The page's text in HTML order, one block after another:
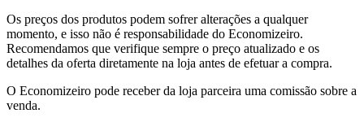
Os preços dos produtos podem sofrer alterações a qualquer
momento, e isso não é responsabilidade do Economizeiro.
Recomendamos que verifique sempre o preço atualizado e os
detalhes da oferta diretamente na loja antes de efetuar a compra.
O Economizeiro pode receber da loja parceira uma comissão sobre a
venda.